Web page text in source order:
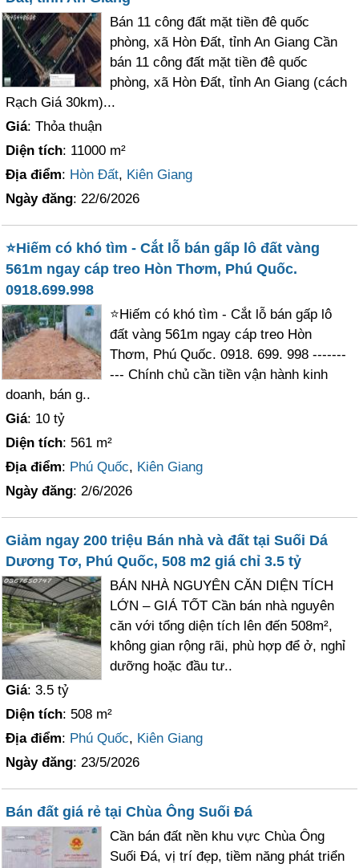
Bán 11 công đất mặt tiền đê quốc
phòng, xã Hòn Đất, tỉnh An Giang Cần
bán 11 công đất mặt tiền đê quốc
phòng, xã Hòn Đất, tỉnh An Giang (cách
Rạch Giá 30km)...
Giá: Thỏa thuận
Diện tích: 11000 m²
Địa điểm: Hòn Đất, Kiên Giang
Ngày đăng: 22/6/2026
⭐Hiếm có khó tìm - Cắt lỗ bán gấp lô đất vàng
561m ngay cáp treo Hòn Thơm, Phú Quốc.
0918.699.998
⭐Hiếm có khó tìm - Cắt lỗ bán gấp lô
đất vàng 561m ngay cáp treo Hòn
Thơm, Phú Quốc. 0918. 699. 998 -------
--- Chính chủ cần tiền vận hành kinh
doanh, bán g..
Giá: 10 tỷ
Diện tích: 561 m²
Địa điểm: Phú Quốc, Kiên Giang
Ngày đăng: 2/6/2026
Giảm ngay 200 triệu Bán nhà và đất tại Suối Dá
Dương Tơ, Phú Quốc, 508 m2 giá chỉ 3.5 tỷ
BÁN NHÀ NGUYÊN CĂN DIỆN TÍCH
LỚN – GIÁ TỐT Cần bán nhà nguyên
căn với tổng diện tích lên đến 508m²,
không gian rộng rãi, phù hợp để ở, nghỉ
dưỡng hoặc đầu tư..
Giá: 3.5 tỷ
Diện tích: 508 m²
Địa điểm: Phú Quốc, Kiên Giang
Ngày đăng: 23/5/2026
Bán đất giá rẻ tại Chùa Ông Suối Đá
Cần bán đất nền khu vực Chùa Ông
Suối Đá, vị trí đẹp, tiềm năng phát triển